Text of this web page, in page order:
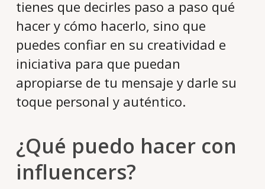
tienes que decirles paso a paso qué
hacer y cómo hacerlo, sino que
puedes confiar en su creatividad e
iniciativa para que puedan
apropiarse de tu mensaje y darle su
toque personal y auténtico.
¿Qué puedo hacer con
influencers?